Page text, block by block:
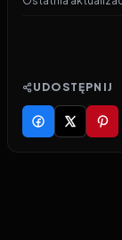
UDOSTĘPNIJ